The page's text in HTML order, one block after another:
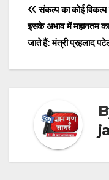
Post
संकल्प का कोई विकल्प
इसके अभाव में महानतम
जाते हैं: मंत्री प्रहलाद